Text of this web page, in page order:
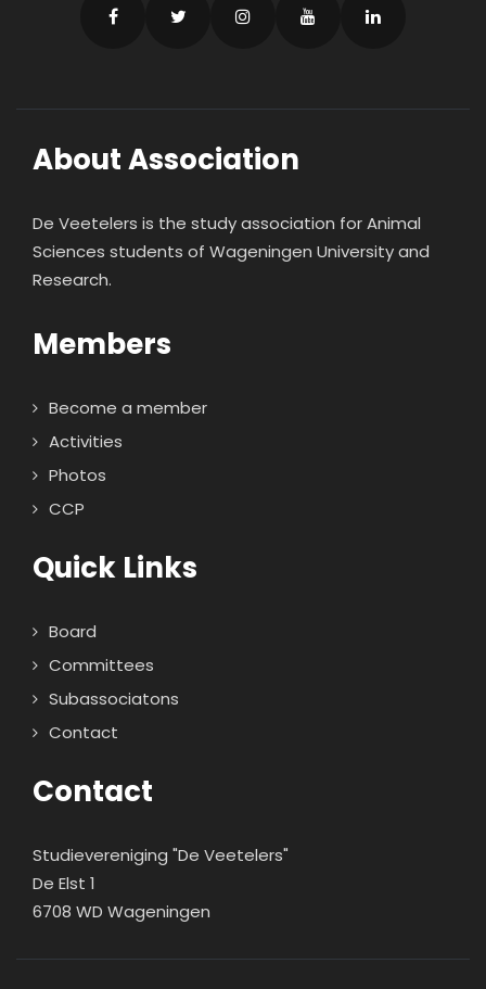
About Association
De Veetelers is the study association for Animal
Sciences students of Wageningen University and
Research.
Members
Become a member
Activities
Photos
CCP
Quick Links
Board
Committees
Subassociatons
Contact
Contact
Studievereniging "De Veetelers"
De Elst 1
6708 WD Wageningen